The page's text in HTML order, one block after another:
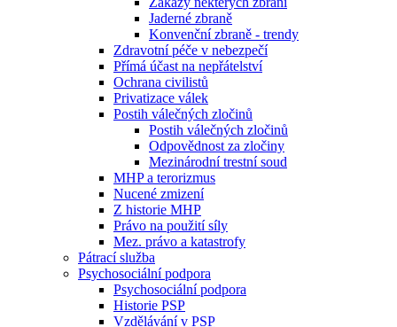
Jaderné zbraně
Konvenční zbraně - trendy
Zdravotní péče v nebezpečí
Přímá účast na nepřátelství
Ochrana civilistů
Privatizace válek
Postih válečných zločinů
Postih válečných zločinů
Odpovědnost za zločiny
Mezinárodní trestní soud
MHP a terorizmus
Nucené zmizení
Z historie MHP
Právo na použití síly
Mez. právo a katastrofy
Pátrací služba
Psychosociální podpora
Psychosociální podpora
Historie PSP
Vzdělávání v PSP